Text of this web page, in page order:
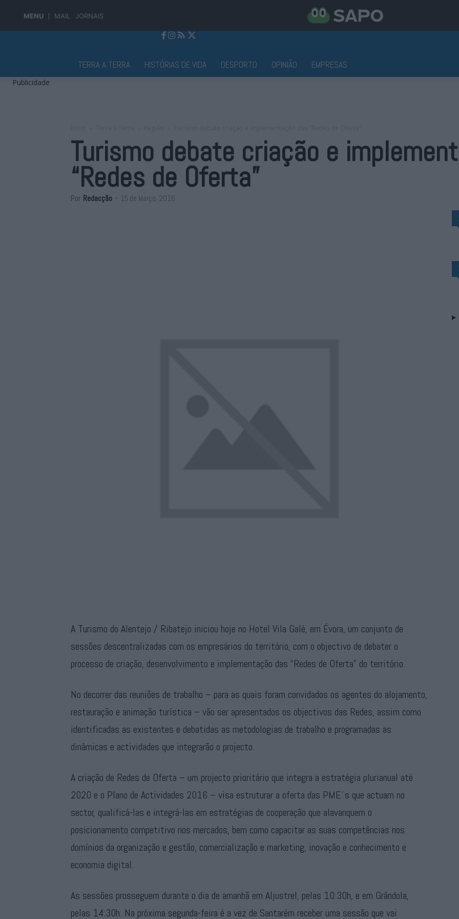
MENU MAIL JORNAIS
TERRA A TERRA HISTÓRIAS DE VIDA DESPORTO OPINIÃO EMPRESAS
Publicidade
Turismo debate criação e
“Redes de Oferta”
Por Redacção - 15 de Março, 2016
A Turismo do Alentejo / Ribatejo iniciou hoje no Hotel Vila Galé, em Évora, um conjunto de
sessões descentralizadas com os empresários do território, com o objectivo de debater o
processo de criação, desenvolvimento e implementação das “Redes de Oferta” do território.
No decorrer das reuniões de trabalho – para as quais foram convidados os agentes do alojamento,
restauração e animação turística – vão ser apresentados os objectivos das Redes, assim como
identificadas as existentes e debatidas as metodologias de trabalho e programadas as
dinâmicas e actividades que integrarão o projecto.
A criação de Redes de Oferta – um projecto prioritário que integra a estratégia plurianual até
2020 e o Plano de Actividades 2016 – visa estruturar a oferta das PME´s que actuam no
sector, qualificá-las e integrá-las em estratégias de cooperação que alavanquem o
posicionamento competitivo nos mercados, bem como capacitar as suas competências nos
domínios da organização e gestão, comercialização e marketing, inovação e conhecimento e
economia digital.
As sessões prosseguem durante o dia de amanhã em Aljustrel, pelas 10:30h, e em Grândola,
pelas 14:30h. Na próxima segunda-feira é a vez de Santarém receber uma sessão que vai